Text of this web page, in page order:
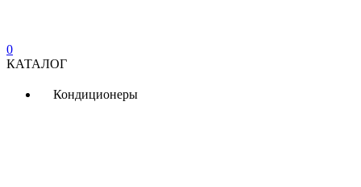
0
КАТАЛОГ
Кондиционеры